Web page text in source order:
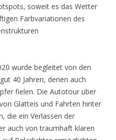
soweit es das Wetter
Farbvariationen des
wurde begleitet von den
40 Jahren, denen auch
fielen. Die Autotour über
Glatteis und Fahrten hinter
die ein Verlassen der
auch von traumhaft klaren